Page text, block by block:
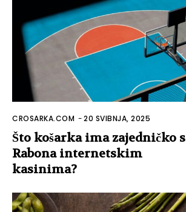
CROSARKA.COM -20 SVIBNJA, 2025
Što košarka ima zajedničko s
Rabona internetskim
kasinima?